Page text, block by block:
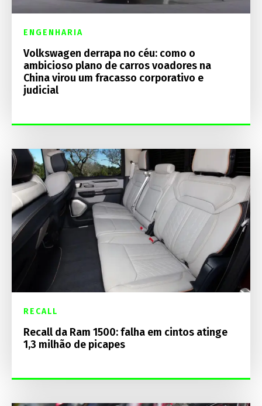
ENGENHARIA
Volkswagen derrapa no céu: como o
ambicioso plano de carros voadores na
China virou um fracasso corporativo e
judicial
RECALL
Recall da Ram 1500: falha em cintos atinge
1,3 milhão de picapes